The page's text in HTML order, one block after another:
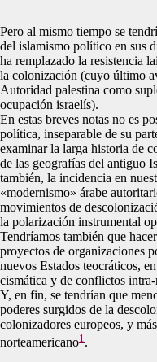
Pero al mismo tiempo se
del islamismo político en sus
ha remplazado la resistencia
la colonización (cuyo último
Autoridad palestina como
ocupación israelís).
En estas breves notas no es
política, inseparable de su
examinar la larga historia de
de las geografías del antiguo
también, la incidencia en
«modernismo» árabe
movimientos de
la polarización instrumental
Tendríamos también que
proyectos de organizaciones
nuevos Estados teocráticos,
cismática y de conflictos
Y, en fin, se tendrían que
poderes surgidos de la
colonizadores europeos, y
norteamericano1 .